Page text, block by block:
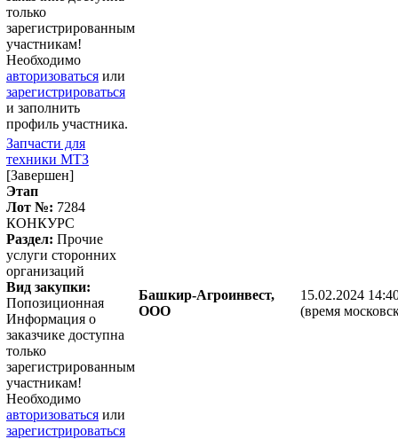
только
зарегистрированным
участникам!
Необходимо
авторизоваться или
зарегистрироваться
и заполнить
профиль участника.
Запчасти для
техники МТЗ
[Завершен]
Этап
Лот №: 7284
КОНКУРС
Раздел: Прочие
услуги сторонних
организаций
Вид закупки:
Попозиционная
Информация о
заказчике доступна
только
зарегистрированным
участникам!
Необходимо
авторизоваться или
зарегистрироваться
Башкир-Агроинвест,
ООО
15.02.2024
(время